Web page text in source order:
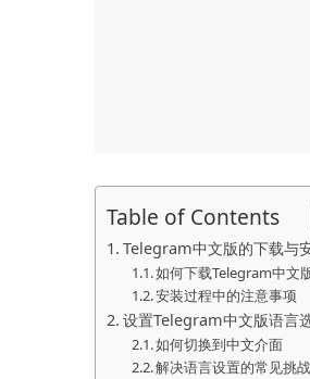
Table of Contents
Telegram中文版的下载与
如何下载Telegram中文
安装过程中的注意事项
设置Telegram中文版语言
如何切换到中文介面
解决语言设置的常见挑战